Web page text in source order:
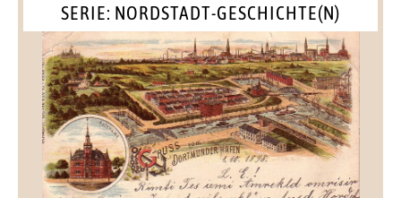
SERIE: NORDSTADT-GESCHICHTE(N)